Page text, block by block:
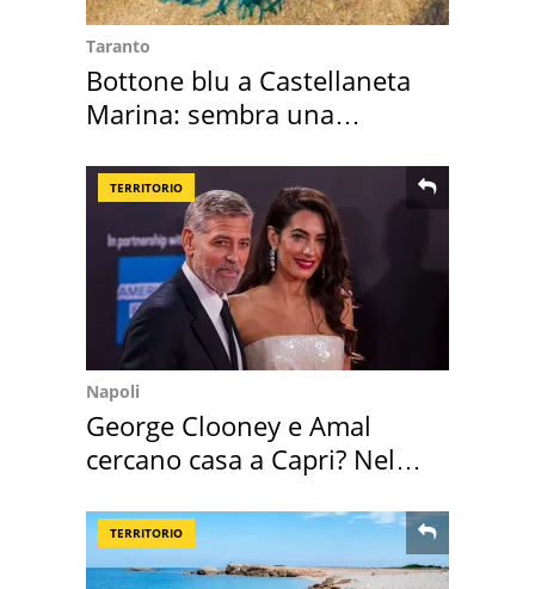
Taranto
Bottone blu a Castellaneta
Marina: sembra una
TERRITORIO
Napoli
George Clooney e Amal
cercano casa a Capri? Nel
TERRITORIO